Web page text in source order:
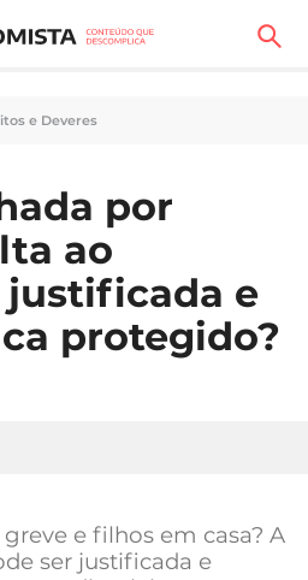
e Deveres
por
ao
e
protegido?
e filhos em casa? A
ser justificada e